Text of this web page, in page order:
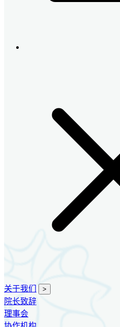
关于我们 >
院长致辞
理事会